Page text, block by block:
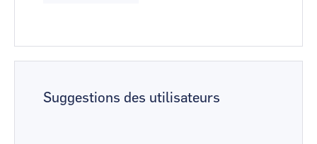
Suggestions des utilisateurs